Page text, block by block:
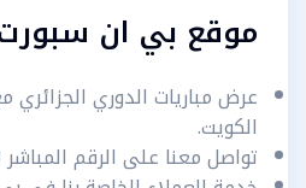
موقع بي ان
عرض مباريات الدوري
الكويت.
تواصل معنا على الرقم المباشر 96020113.